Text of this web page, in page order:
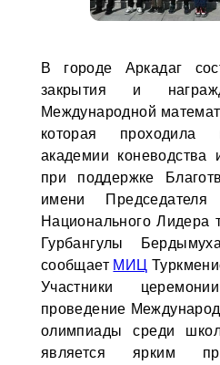
В городе Аркадаг
закрытия и
Международной
которая проходила
академии
при поддержке
имени
Национального Лидера
Гурбангулы
сообщает МИЦ
Участники
проведение
олимпиады среди
является ярким